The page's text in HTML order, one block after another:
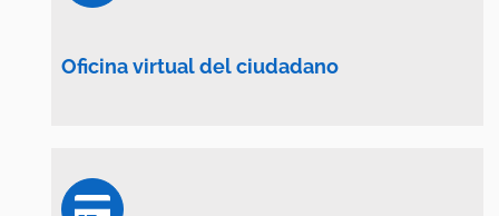
Oficina virtual del ciudadano